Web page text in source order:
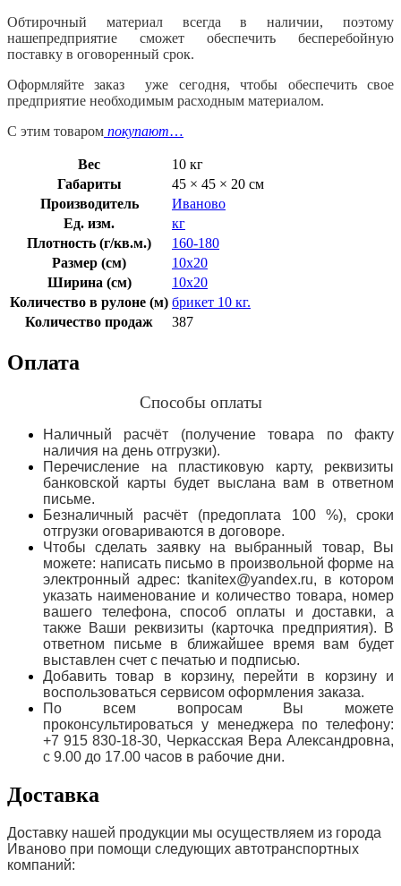
Обтирочный материал всегда в наличии, поэтому
нашепредприятие сможет обеспечить бесперебойную
поставку в оговоренный срок.
Оформляйте заказ уже сегодня, чтобы обеспечить свое
предприятие необходимым расходным материалом.
С этим товаром покупают…
Вес
10 кг
Габариты
45 × 45 × 20 см
Производитель
Иваново
Ед. изм.
кг
Плотность (г/кв.м.)
160-180
Размер (см)
10х20
Ширина (см)
10х20
Количество в рулоне (м) брикет 10 кг.
Количество продаж
387
Оплата
Способы оплаты
Наличный расчёт (получение товара по факту
наличия на день отгрузки).
Перечисление на пластиковую карту, реквизиты
банковской карты будет выслана вам в ответном
письме.
Безналичный расчёт (предоплата 100 %), сроки
отгрузки оговариваются в договоре.
Чтобы сделать заявку на выбранный товар, Вы
можете: написать письмо в произвольной форме на
электронный адрес: tkanitex@yandex.ru, в котором
указать наименование и количество товара, номер
вашего телефона, способ оплаты и доставки, а
также Ваши реквизиты (карточка предприятия). В
ответном письме в ближайшее время вам будет
выставлен счет с печатью и подписью.
Добавить товар в корзину, перейти в корзину и
воспользоваться сервисом оформления заказа.
По всем вопросам Вы можете
проконсультироваться у менеджера по телефону:
+7 915 830-18-30, Черкасская Вера Александровна,
с 9.00 до 17.00 часов в рабочие дни.
Доставка
Доставку нашей продукции мы осуществляем из города
Иваново при помощи следующих автотранспортных
компаний: